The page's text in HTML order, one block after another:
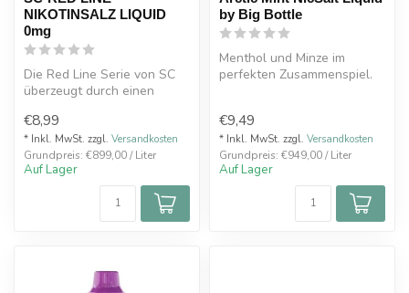
NIKOTINSALZ LIQUID
0mg
Die Red Line Serie von SC
überzeugt durch einen
wodurch d...
€8,99
* Inkl. MwSt. zzgl. Versandkosten
Grundpreis: €899,00 / Liter
Auf Lager
by Big Bottle
Menthol und Minze im
perfekten Zusammenspiel.
Nikotin: 10 / 20mg
Mis...
€9,49
* Inkl. MwSt. zzgl. Versandkosten
Grundpreis: €949,00 / Liter
Auf Lager